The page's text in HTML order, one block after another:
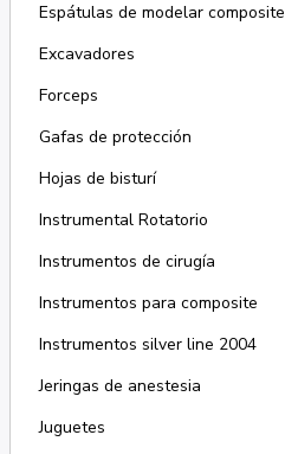
Espátulas de modelar composite
Excavadores
Forceps
Gafas de protección
Hojas de bisturí
Instrumental Rotatorio
Instrumentos de cirugía
Instrumentos para composite
Instrumentos silver line 2004
Jeringas de anestesia
Juguetes